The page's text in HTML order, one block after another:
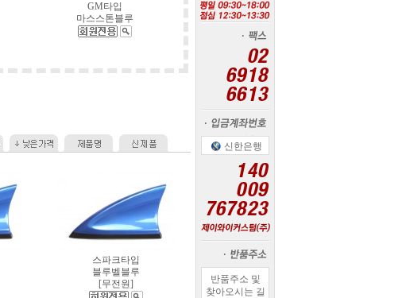
신한은행
반품주소 및
찾아오시는 길
GM타입
마스스톤블루
스파크타입
블루벨블루
[무전원]